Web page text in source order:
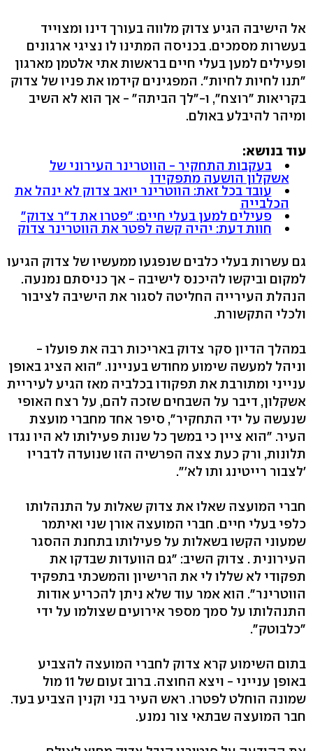
אל הישיבה הגיע צדוק מלווה בעורך דינו ומצוייד
בעשרות מסמכים. בכניסה המתינו לו נציגי ארגונים
ופעילים למען בעלי חיים בראשות אתי אלטמן מארגון
"תנו לחיות לחיות". המפגינים קידמו את פניו של צדוק
בקריאות "רוצח", ו-"לך הביתה" - אך הוא לא השיב
ומיהר להיבלע באולם.
עוד בנושא:
בעקבות התחקיר - הווטרינר העירוני של
אשקלון הושעה מתפקידו
עובד בכל זאת: הווטרינר יואב צדוק לא ינהל את
הכלבייה
פעילים למען בעלי חיים: "פטרו את ד"ר צדוק"
חוות דעת: יהיה קשה לפטר את הווטרינר צדוק
גם עשרות בעלי כלבים שנפגעו ממעשיו של צדוק הגיעו
למקום וביקשו להיכנס לישיבה - אך כניסתם נמנעה.
הנהלת העירייה החליטה לסגור את הישיבה לציבור
ולכלי התקשורת.
במהלך הדיון סקר צדוק באריכות רבה את פועלו -
וניהל למעשה שימוע מחודש בעניינו. "הוא הציג באופן
ענייני ומתורבת את תפקודו בכלביה מאז הגיע לעיריית
אשקלון, דיבר על השבחים שזכה להם, על רצח האופי
שנעשה על ידי התחקיר", סיפר אחד מחברי מועצת
העיר. "הוא ציין כי במשך כל שנות פעילותו לא היו נגדו
תלונות, ורק כעת צצה הפרשיה הזו שנועדה לדבריו
'לצבור רייטינג ותו לא'".
חברי המועצה שאלו את צדוק שאלות על התנהלותו
כלפי בעלי חיים. חברי המועצה אורן שני ואיתמר
שמעוני הקשו בשאלות על פעילותו בתחנת ההסגר
העירונית . צדוק השיב: "גם הוועדות שבדקו את
תפקודי לא שללו לי את הרישיון והמשכתי בתפקיד
הווטרינר". הוא אמר עוד שלא ניתן להכריע אודות
התנהלותו על סמך מספר אירועים שצולמו על ידי
"כלבוטק".
בתום השימוע קרא צדוק לחברי המועצה להצביע
באופן ענייני - ויצא החוצה. ברוב זעום של 11 מול
שמונה הוחלט לפטרו. ראש העיר בני וקנין הצביע בעד.
חבר המועצה שבתאי צור נמנע.